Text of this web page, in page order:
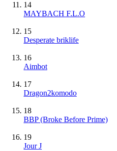
14
MAYBACH F.L.O
15
Desperate briklife
16
Aimbot
17
Dragon2komodo
18
BBP (Broke Before Prime)
19
Jour J